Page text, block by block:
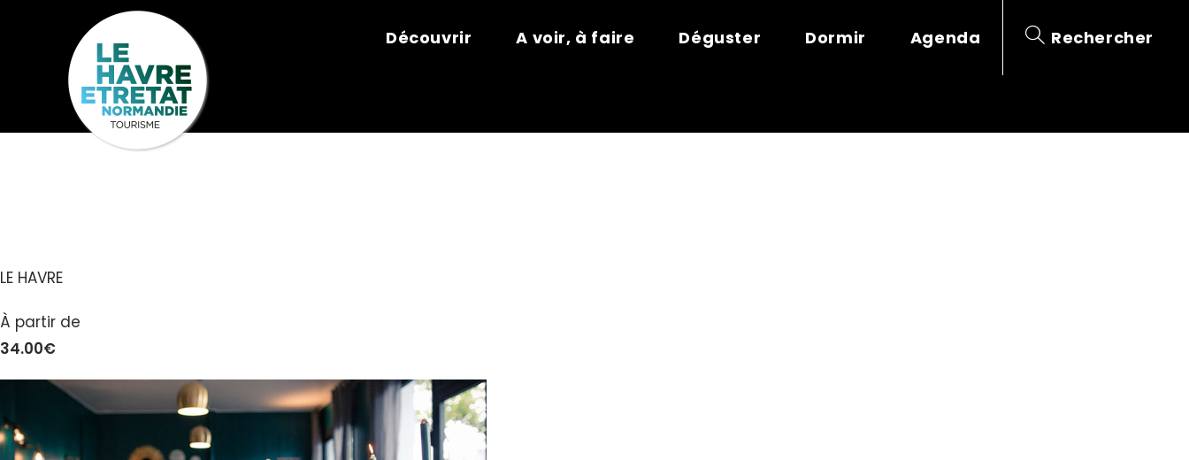
Découvrir A voir, à faire Déguster Dormir Agenda Rechercher
LE MARGOTE
LE HAVRE
À partir de
34.00€
Cookies management panel